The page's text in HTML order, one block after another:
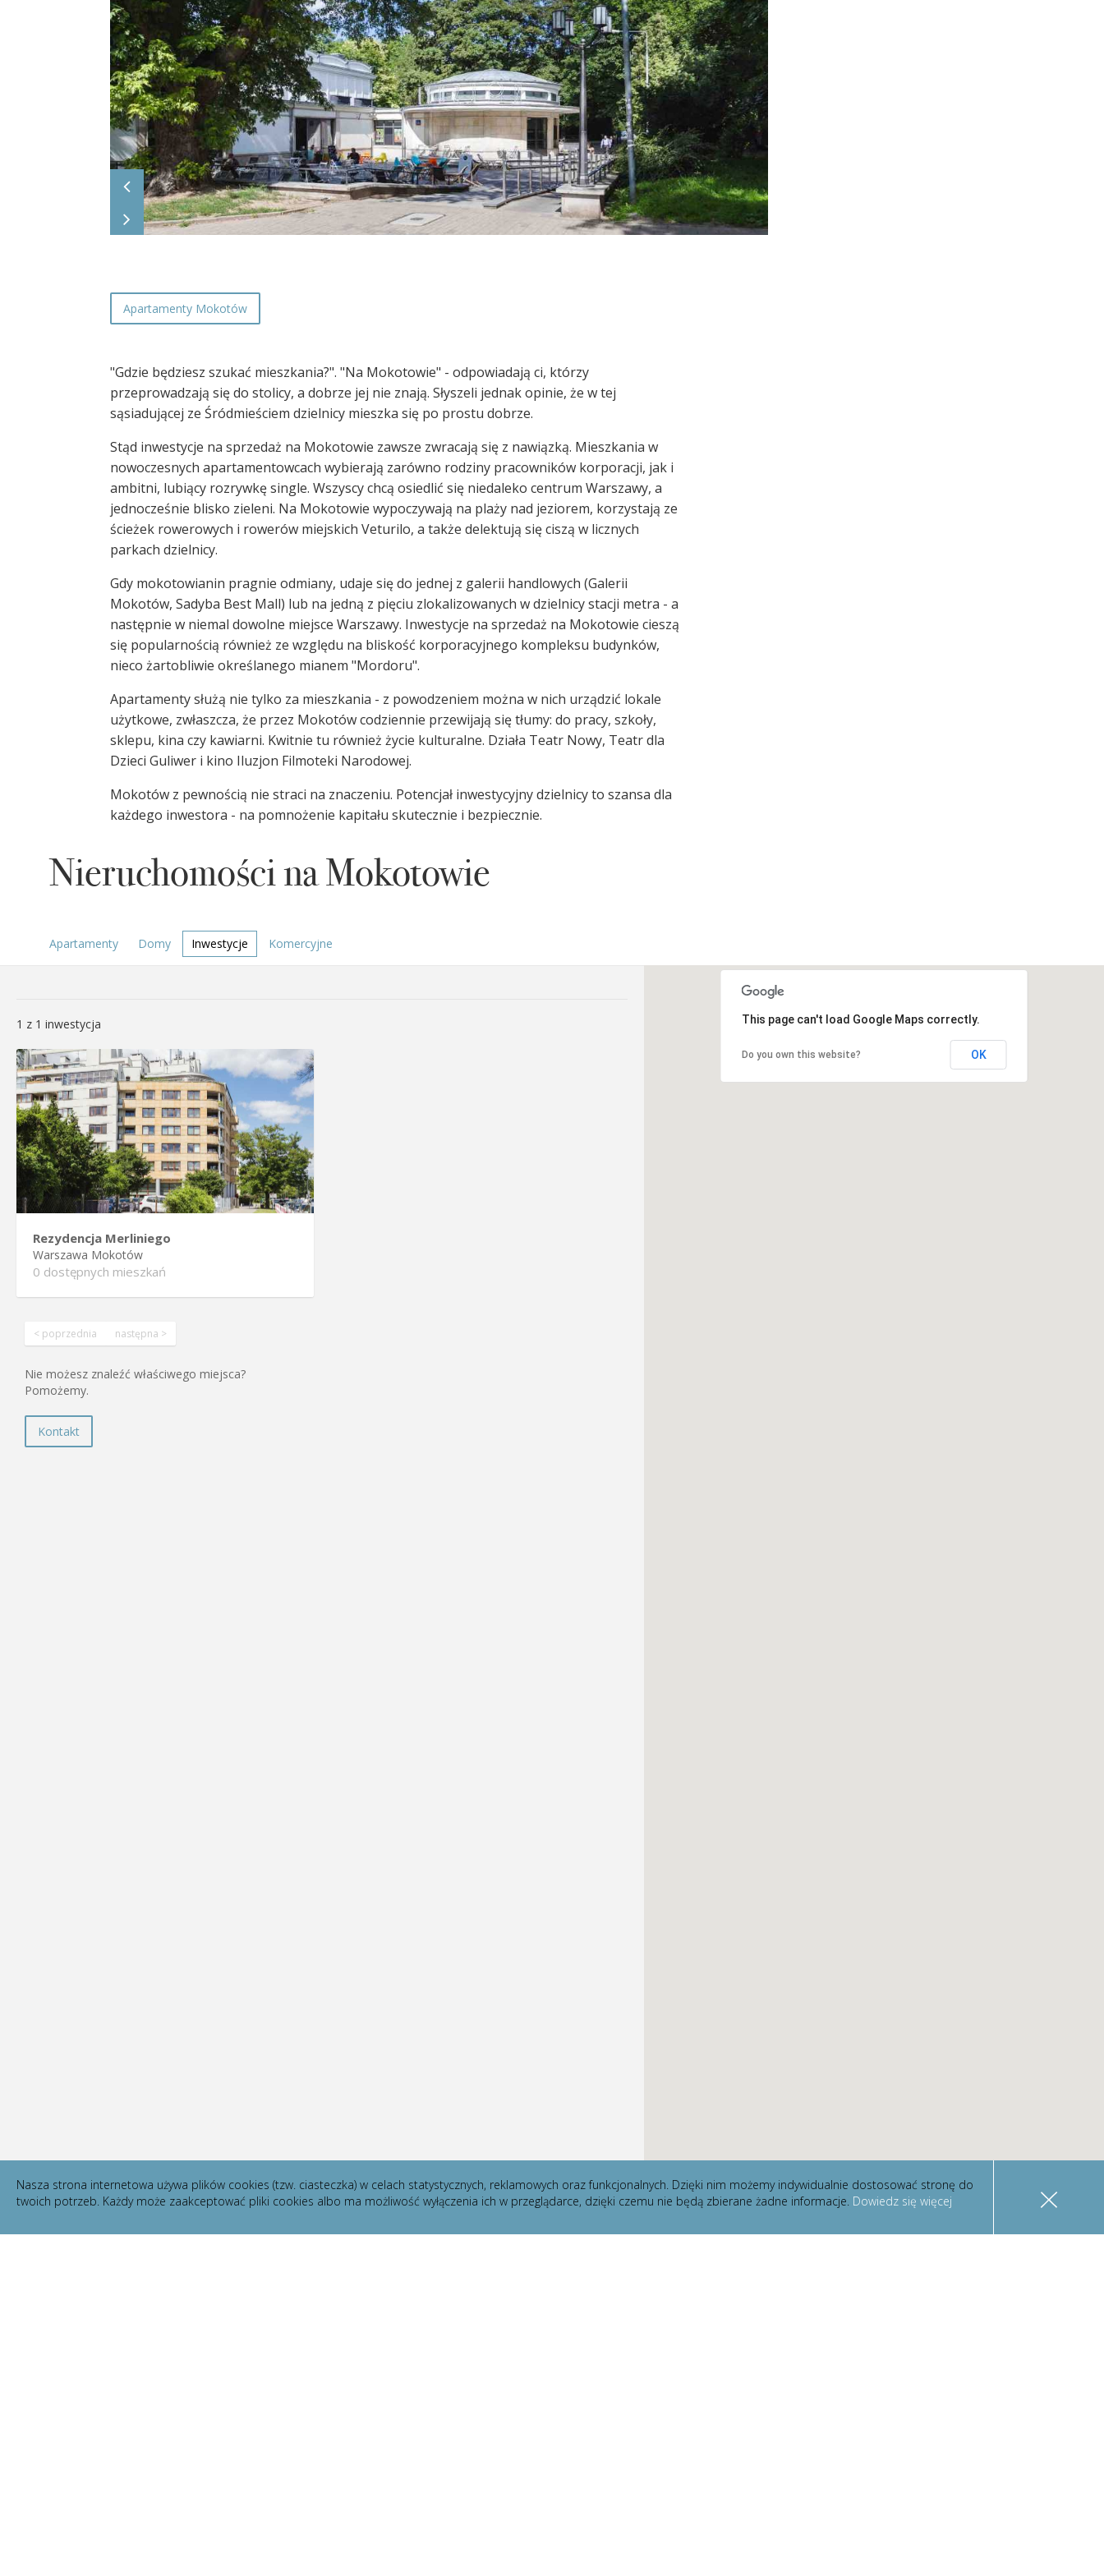
Apartamenty Mokotów
"Gdzie będziesz szukać mieszkania?". "Na Mokotowie" - odpowiadają ci, którzy
przeprowadzają się do stolicy, a dobrze jej nie znają. Słyszeli jednak opinie, że w tej
sąsiadującej ze Śródmieściem dzielnicy mieszka się po prostu dobrze.
Stąd inwestycje na sprzedaż na Mokotowie zawsze zwracają się z nawiązką. Mieszkania w
nowoczesnych apartamentowcach wybierają zarówno rodziny pracowników korporacji, jak i
ambitni, lubiący rozrywkę single. Wszyscy chcą osiedlić się niedaleko centrum Warszawy, a
jednocześnie blisko zieleni. Na Mokotowie wypoczywają na plaży nad jeziorem, korzystają ze
ścieżek rowerowych i rowerów miejskich Veturilo, a także delektują się ciszą w licznych
parkach dzielnicy.
Gdy mokotowianin pragnie odmiany, udaje się do jednej z galerii handlowych (Galerii
Mokotów, Sadyba Best Mall) lub na jedną z pięciu zlokalizowanych w dzielnicy stacji metra - a
następnie w niemal dowolne miejsce Warszawy. Inwestycje na sprzedaż na Mokotowie cieszą
się popularnością również ze względu na bliskość korporacyjnego kompleksu budynków,
nieco żartobliwie określanego mianem "Mordoru".
Apartamenty służą nie tylko za mieszkania - z powodzeniem można w nich urządzić lokale
użytkowe, zwłaszcza, że przez Mokotów codziennie przewijają się tłumy: do pracy, szkoły,
sklepu, kina czy kawiarni. Kwitnie tu również życie kulturalne. Działa Teatr Nowy, Teatr dla
Dzieci Guliwer i kino Iluzjon Filmoteki Narodowej.
Mokotów z pewnością nie straci na znaczeniu. Potencjał inwestycyjny dzielnicy to szansa dla
każdego inwestora - na pomnożenie kapitału skutecznie i bezpiecznie.
Nieruchomości na Mokotowie
Apartamenty Domy Inwestycje Komercyjne
1 z 1 inwestycja
Rezydencja Merliniego
Warszawa Mokotów
0 dostępnych mieszkań
< poprzednia następna >
Nie możesz znaleźć właściwego miejsca?
Pomożemy.
Kontakt
This page can't load Google Maps correctly.
Do you own this website? OK
Nasza strona internetowa używa plików cookies (tzw. ciasteczka) w celach statystycznych, reklamowych oraz funkcjonalnych. Dzięki nim możemy indywidualnie dostosować stronę do
twoich potrzeb. Każdy może zaakceptować pliki cookies albo ma możliwość wyłączenia ich w przeglądarce, dzięki czemu nie będą zbierane żadne informacje. Dowiedz się więcej